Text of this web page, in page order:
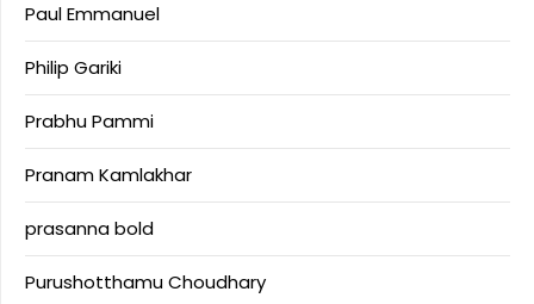
Paul Emmanuel
Philip Gariki
Prabhu Pammi
Pranam Kamlakhar
prasanna bold
Purushotthamu Choudhary